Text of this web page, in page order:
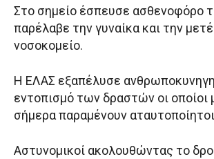
Στο σημείο έσπευσε ασθενοφόρο
παρέλαβε την γυναίκα και την
νοσοκομείο.
Η ΕΛΑΣ εξαπέλυσε
εντοπισμό των δραστών οι οποίοι
σήμερα παραμένουν
Αστυνομικοί ακολουθώντας το